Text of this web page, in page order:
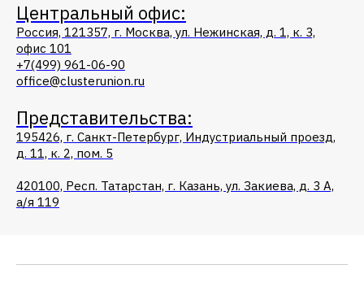
Центральный офис:
Россия, 121357, г. Москва, ул. Нежинская, д. 1, к. 3,
офис 101
+7(499) 961-06-90
office@clusterunion.ru
Представительства:
195426, г. Санкт-Петербург, Индустриальный проезд,
д. 11, к. 2, пом. 5
420100, Респ. Татарстан, г. Казань, ул. Закиева, д. 3 А,
а/я 119